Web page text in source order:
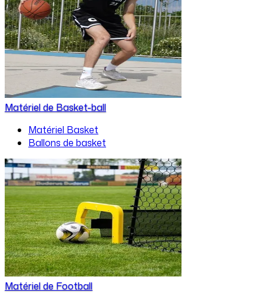
Matériel de Basket-ball
Matériel Basket
Ballons de basket
Matériel de Football